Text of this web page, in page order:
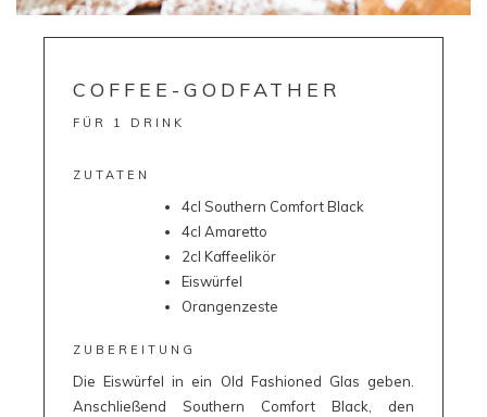
COFFEE-GODFATHER
FÜR 1 DRINK
ZUTATEN
4cl Southern Comfort Black
4cl Amaretto
2cl Kaffeelikör
Eiswürfel
Orangenzeste
ZUBEREITUNG
Die Eiswürfel in ein Old Fashioned Glas geben.
Anschließend Southern Comfort Black, den